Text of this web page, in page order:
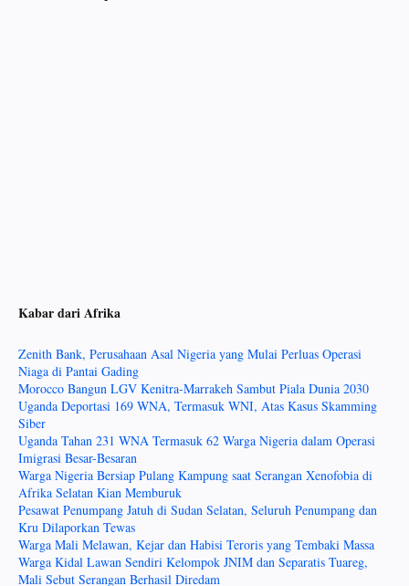
Kabar dari Afrika
Zenith Bank, Perusahaan Asal Nigeria yang Mulai Perluas Operasi
Niaga di Pantai Gading
Morocco Bangun LGV Kenitra-Marrakeh Sambut Piala Dunia 2030
Uganda Deportasi 169 WNA, Termasuk WNI, Atas Kasus Skamming
Siber
Uganda Tahan 231 WNA Termasuk 62 Warga Nigeria dalam Operasi
Imigrasi Besar-Besaran
Warga Nigeria Bersiap Pulang Kampung saat Serangan Xenofobia di
Afrika Selatan Kian Memburuk
Pesawat Penumpang Jatuh di Sudan Selatan, Seluruh Penumpang dan
Kru Dilaporkan Tewas
Warga Mali Melawan, Kejar dan Habisi Teroris yang Tembaki Massa
Warga Kidal Lawan Sendiri Kelompok JNIM dan Separatis Tuareg,
Mali Sebut Serangan Berhasil Diredam